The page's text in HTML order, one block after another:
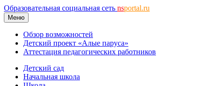
Образовательная социальная сеть nsportal.ru
Меню
Обзор возможностей
Детский проект «Алые паруса»
Аттестация педагогических работников
Детский сад
Начальная школа